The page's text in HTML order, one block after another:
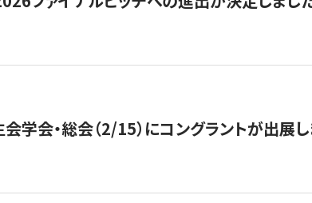
学会・総会（2/15）にコングラントが出展